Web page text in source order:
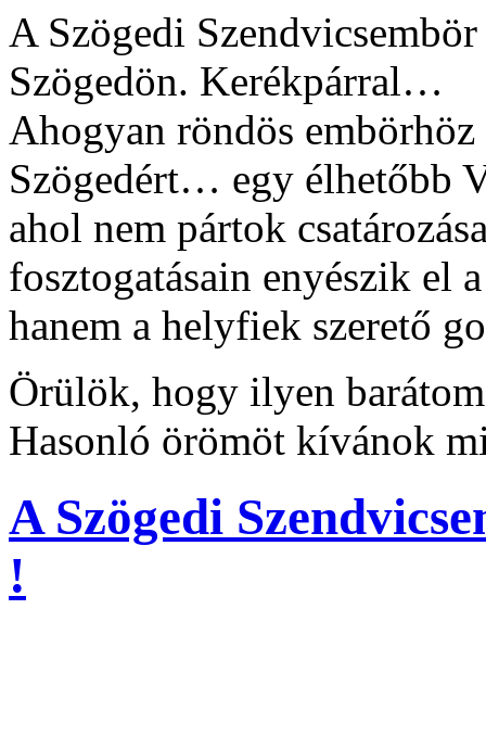
A Szögedi
Szögedön. Kerékpárral…
Ahogyan röndös
Szögedért… egy élhetőbb
ahol nem pártok
fosztogatásain enyészik el
hanem a helyfiek szerető
Örülök, hogy ilyen
Hasonló örömöt kívánok
A Szögedi
!